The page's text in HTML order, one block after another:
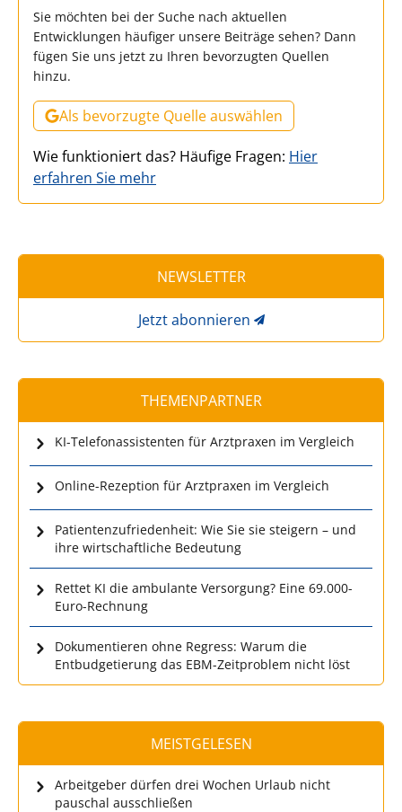
Sie möchten bei der Suche nach aktuellen
Entwicklungen häufiger unsere Beiträge sehen? Dann
fügen Sie uns jetzt zu Ihren bevorzugten Quellen
hinzu.
Als bevorzugte Quelle auswählen
Wie funktioniert das? Häufige Fragen: Hier
erfahren Sie mehr
NEWSLETTER
Jetzt abonnieren
THEMENPARTNER
KI-Telefonassistenten für Arztpraxen im Vergleich
Online-Rezeption für Arztpraxen im Vergleich
Patientenzufriedenheit: Wie Sie sie steigern – und
ihre wirtschaftliche Bedeutung
Rettet KI die ambulante Versorgung? Eine 69.000-
Euro-Rechnung
Dokumentieren ohne Regress: Warum die
Entbudgetierung das EBM-Zeitproblem nicht löst
MEISTGELESEN
Arbeitgeber dürfen drei Wochen Urlaub nicht
pauschal ausschließen